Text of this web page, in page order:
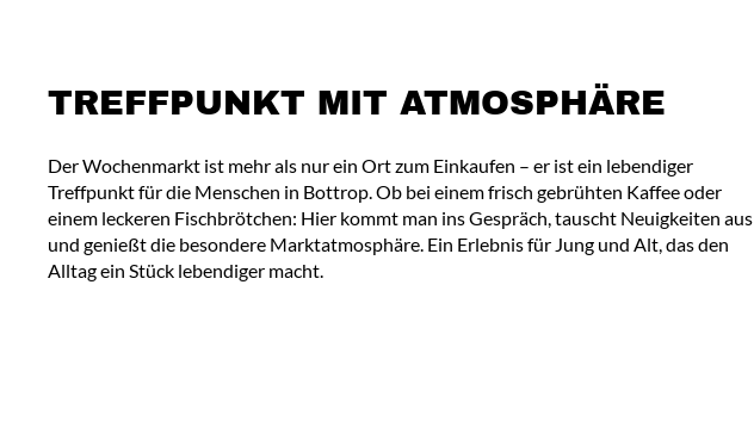
TREFFPUNKT MIT ATMOSPHÄRE
Der Wochenmarkt ist mehr als nur ein Ort zum Einkaufen – er ist ein lebendiger
Treffpunkt für die Menschen in Bottrop. Ob bei einem frisch gebrühten Kaffee oder
einem leckeren Fischbrötchen: Hier kommt man ins Gespräch, tauscht Neuigkeiten aus
und genießt die besondere Marktatmosphäre. Ein Erlebnis für Jung und Alt, das den
Alltag ein Stück lebendiger macht.